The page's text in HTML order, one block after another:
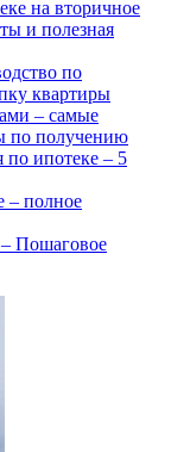
на вторичное
и полезная
по
квартиры
– самые
по получению
по ипотеке – 5
– полное
– Пошаговое